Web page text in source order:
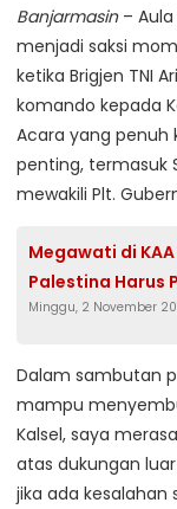
Banjarmasin– Aula
menjadi saksi
ketika Brigjen TNI
komando kepada
Acara yang penuh
penting, termasuk
mewakili Plt.
Megawati di
Palestina Harus
Menawar
Minggu, 2 November
Dalam sambutan
mampu
Kalsel, saya
atas dukungan
jika ada kesalahan